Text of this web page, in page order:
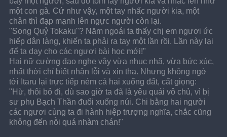
một con gà. Cứ như vậy, một tay nhấc người kia, một
chân thì đạp mạnh lên ngực người còn lại.
"Song Quỷ Tokaku"? Năm ngoái ta thấy chị em ngươi ức
hiếp dân làng, khiến ta phải ra tay một lần rồi. Lần này lại
để ta dạy cho các ngươi bài học mới!"
Hai nữ cường đạo nghe vậy vừa nhục nhã, vừa bức xúc,
nhất thời chỉ biết nhận lỗi và xin tha. Nhưng không ngờ
tới Itaru lại trực tiếp ném cả hai xuống đất, cất giọng:
"Hừ, thôi bỏ đi, dù sao giờ ta đã là yêu quái vô chủ, vì bị
sư phụ Bạch Thần đuổi xuống núi. Chi bằng hai người
các ngươi cùng ta đi hành hiệp trượng nghĩa, chắc cũng
không đến nỗi quá nhàm chán!"